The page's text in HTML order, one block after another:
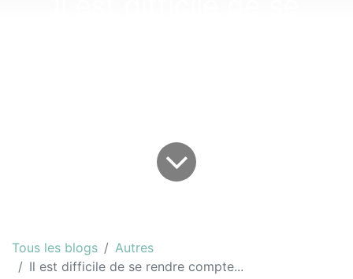
Tous les blogs
Autres
Il est difficile de se rendre compte...